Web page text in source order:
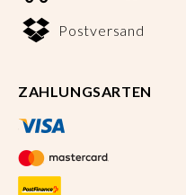
Postversand
ZAHLUNGSARTEN